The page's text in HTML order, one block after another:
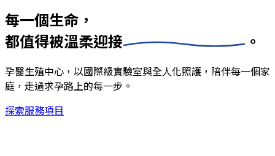
每一個生命，
都值得被溫柔迎接 。
孕醫生殖中心，以國際級實驗室與全人化照護，陪伴每一個家
庭，走過求孕路上的每一步。
探索服務項目